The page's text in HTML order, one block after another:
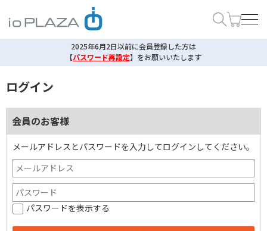
2025年6月2日以前に会員登録した方は
【パスワード再設定】 をお願いいたします
ログイン
会員のお客様
メールアドレスとパスワードを入力してログインしてください。
パスワードを表示する